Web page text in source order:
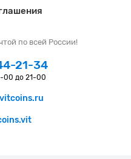
по всей России!
21-34
00 до 21-00